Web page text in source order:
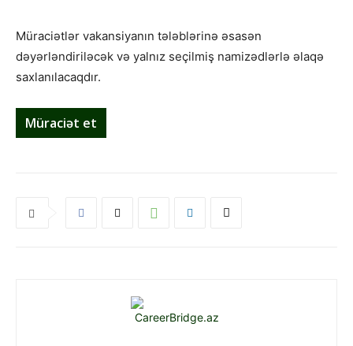
Müraciətlər vakansiyanın tələblərinə əsasən
dəyərləndiriləcək və yalnız seçilmiş namizədlərlə əlaqə
saxlanılacaqdır.
Müraciət et